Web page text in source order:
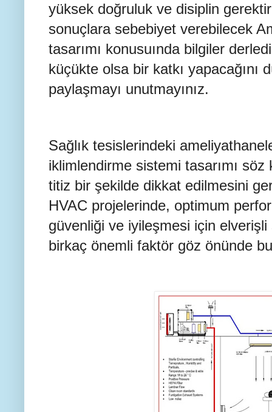
yüksek doğruluk ve disiplin
sonuçlara sebebiyet verebilecek
tasarımı konusuında bilgiler
küçükte olsa bir katkı yapacağını
paylaşmayı unutmayınız.
Sağlık tesislerindeki
iklimlendirme sistemi tasarımı söz
titiz bir şekilde dikkat edilmesini
HVAC projelerinde, optimum
güvenliği ve iyileşmesi için
birkaç önemli faktör göz önünde